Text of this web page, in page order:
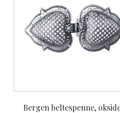
Bergen beltespenne,